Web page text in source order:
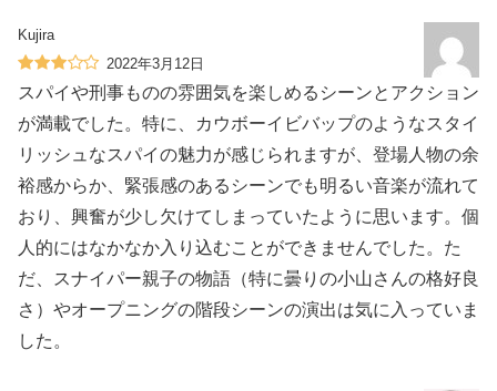
Kujira
2022年3月12日
スパイや刑事ものの雰囲気を楽しめるシーンとアクション
が満載でした。特に、カウボーイビバップのようなスタイ
リッシュなスパイの魅力が感じられますが、登場人物の余
裕感からか、緊張感のあるシーンでも明るい音楽が流れて
おり、興奮が少し欠けてしまっていたように思います。個
人的にはなかなか入り込むことができませんでした。た
だ、スナイパー親子の物語（特に曇りの小山さんの格好良
さ）やオープニングの階段シーンの演出は気に入っていま
した。